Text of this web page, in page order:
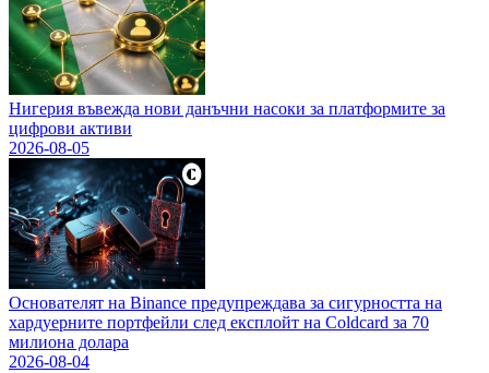
Нигерия въвежда нови данъчни насоки за платформите за
цифрови активи
2026-08-05
Основателят на Binance предупреждава за сигурността на
хардуерните портфейли след експлойт на Coldcard за 70
милиона долара
2026-08-04